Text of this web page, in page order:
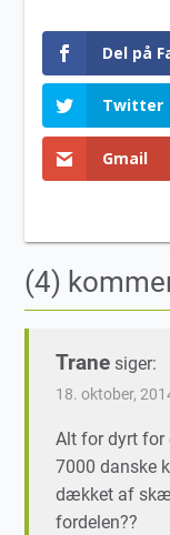
Del på
Twitter
Gmail
(4)
Trane siger:
18. oktober,
Alt for dyrt for
7000 danske
dækket af
fordelen??